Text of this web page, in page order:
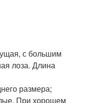
с большим
лоза. Длина
размера;
При хорошем